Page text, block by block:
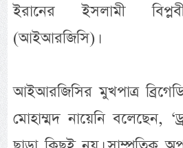
ইরানের ইসলামী
(আইআরজিসি)।
আইআরজিসির মুখপাত্র
মোহাম্মদ নায়েনি বলেছেন,